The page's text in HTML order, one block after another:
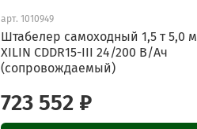
арт.1010949
Штабелер самоходный 1,5 т 5,0 м
XILIN CDDR15-III 24/200 В/Ач
(сопровождаемый)
723 552 ₽